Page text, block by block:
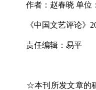
作者：赵春晓 单位
《中国文艺评论》
责任编辑：易平
☆本刊所发文章的稿